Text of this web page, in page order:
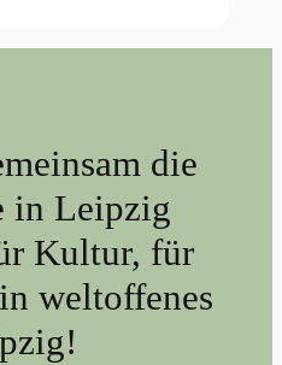
die
in Leipzig
Kultur, für
weltoffenes